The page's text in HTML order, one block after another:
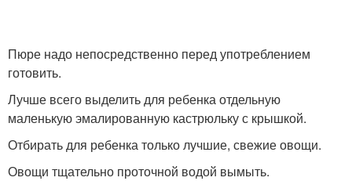
Пюре надо непосредственно перед употреблением
готовить.
Лучше всего выделить для ребенка отдельную
маленькую эмалированную кастрюльку с крышкой.
Отбирать для ребенка только лучшие, свежие овощи.
Овощи тщательно проточной водой вымыть.